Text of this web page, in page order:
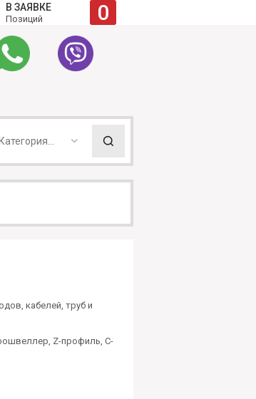
В ЗАЯВКЕ
Позиций 0
Категория...
кабелей, труб и
Z-профиль, C-